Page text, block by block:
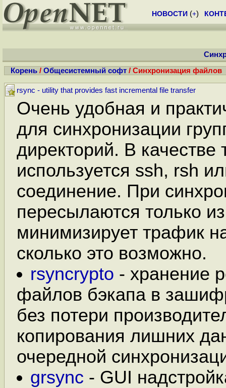
НОВОСТИ (+)
Корень / Общесистемный софт / Синхронизация файлов
rsync - utility that provides fast incremental file transfer
Очень удобная и
для синхронизации
директорий. В качестве
используется ssh, rsh
соединение. При
пересылаются только
минимизирует трафик
сколько это возможно.
rsyncrypto - хранение
файлов бэкапа в
без потери
копирования лишних
очередной
grsync - GUI